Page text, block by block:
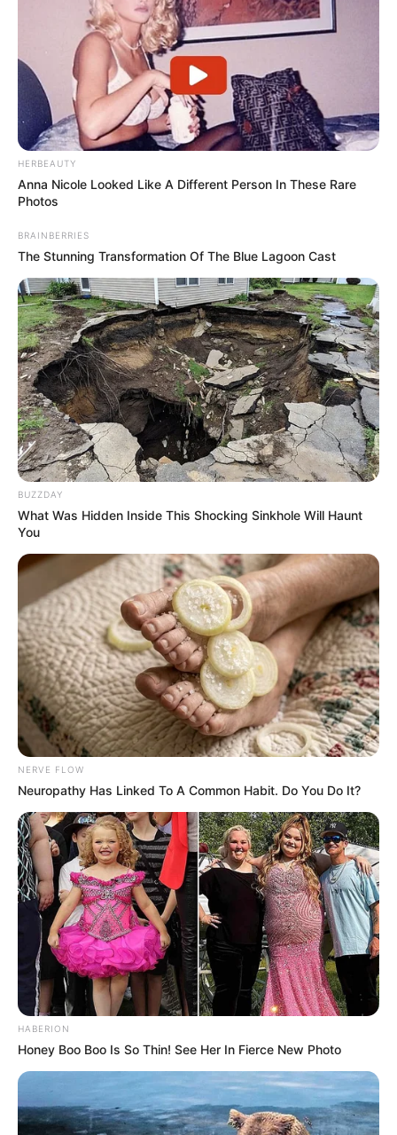
HERBEAUTY
Anna Nicole Looked Like A Different Person In These Rare
Photos
BRAINBERRIES
The Stunning Transformation Of The Blue Lagoon Cast
BUZZDAY
What Was Hidden Inside This Shocking Sinkhole Will Haunt
You
NERVE FLOW
Neuropathy Has Linked To A Common Habit. Do You Do It?
HABERION
Honey Boo Boo Is So Thin! See Her In Fierce New Photo